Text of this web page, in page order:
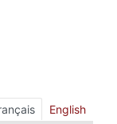
English